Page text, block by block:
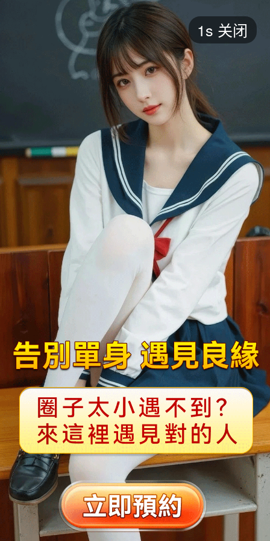
短剧
最热 添加 评分
都市 甜宠 逆袭 玄幻
2025 2024 2023 2022
全部 大陆 香港 台湾 美国 韩国 日本
1s 关闭